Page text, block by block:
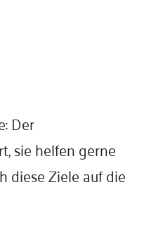
Der
sie helfen gerne
diese Ziele auf die